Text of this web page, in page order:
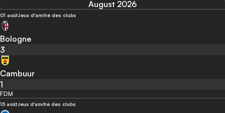
August 2026
01 aoûtJeux d'amitié des clubs
Bologne
3
Cambuur
1
FDM
15 aoûtJeux d'amitié des clubs